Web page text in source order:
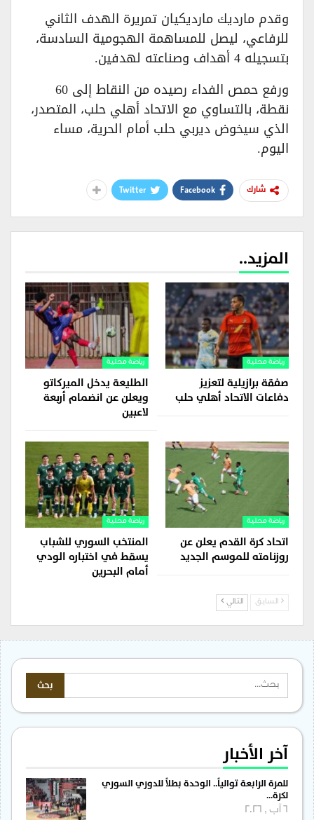
وقدم مارديك مارديكيان تمريرة الهدف الثاني
للرفاعي، ليصل للمساهمة الهجومية السادسة،
بتسجيله 4 أهداف وصناعته لهدفين.
ورفع حمص الفداء رصيده من النقاط إلى 60
نقطة، بالتساوي مع الاتحاد أهلي حلب، المتصدر،
الذي سيخوض ديربي حلب أمام الحرية، مساء
اليوم.
شارك Facebook
Twitter
المزيد..
رياضة محلية
صفقة برازيلية لتعزيز
دفاعات الاتحاد أهلي حلب
رياضة محلية
الطليعة يدخل الميركاتو
ويعلن عن انضمام أربعة
لاعبين
رياضة محلية
اتحاد كرة القدم يعلن عن
روزنامته للموسم الجديد
رياضة محلية
المنتخب السوري للشباب
يسقط في اختباره الودي
أمام البحرين
السابق التالي
آخر الأخبار
للمرة الرابعة توالياً.. الوحدة بطلاً للدوري السوري
لكرة…